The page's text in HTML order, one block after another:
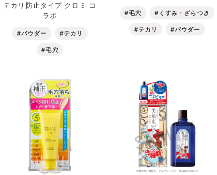
テカリ防止タイプ クロミ コ
ラボ
#パウダー #テカリ
#毛穴
#毛穴 #くすみ・ざらつき
#テカリ #パウダー